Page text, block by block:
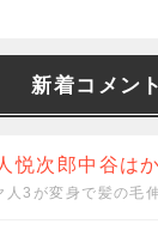
新着コメン
悦次郎中谷は
3が変身で髪の毛